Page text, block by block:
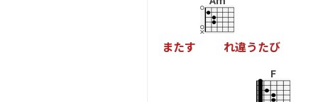
またす れ違うたび
F